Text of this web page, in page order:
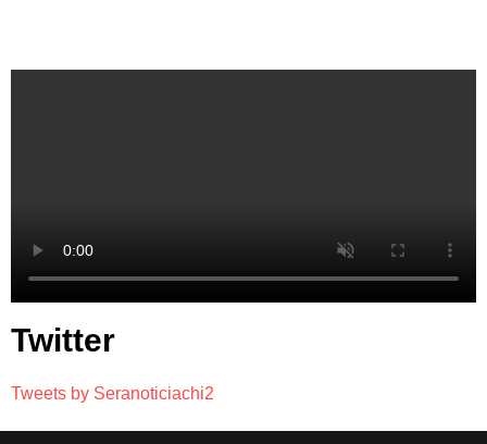
Twitter
Tweets by Seranoticiachi2